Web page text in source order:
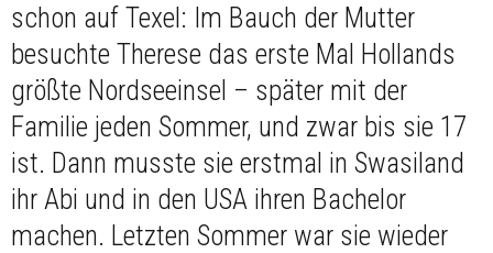
schon auf Texel: Im Bauch der Mutter
besuchte Therese das erste Mal Hollands
größte Nordseeinsel – später mit der
Familie jeden Sommer, und zwar bis sie 17
ist. Dann musste sie erstmal in Swasiland
ihr Abi und in den USA ihren Bachelor
machen. Letzten Sommer war sie wieder